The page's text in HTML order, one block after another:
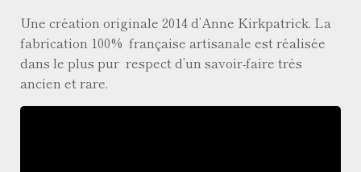
Une création originale 2014 d’Anne Kirkpatrick. La
fabrication 100% française artisanale est réalisée
dans le plus pur respect d’un savoir-faire très
ancien et rare.